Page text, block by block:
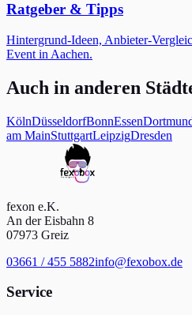
Ratgeber & Tipps
Hintergrund-Ideen, Anbieter-
Event in Aachen.
Auch in anderen
KölnDüsseldorfBonnEssen
am MainStuttgartLeipzigDresden
fexon e.K.
An der Eisbahn 8
07973 Greiz
03661 / 455 5882info@fexobox.de
Service